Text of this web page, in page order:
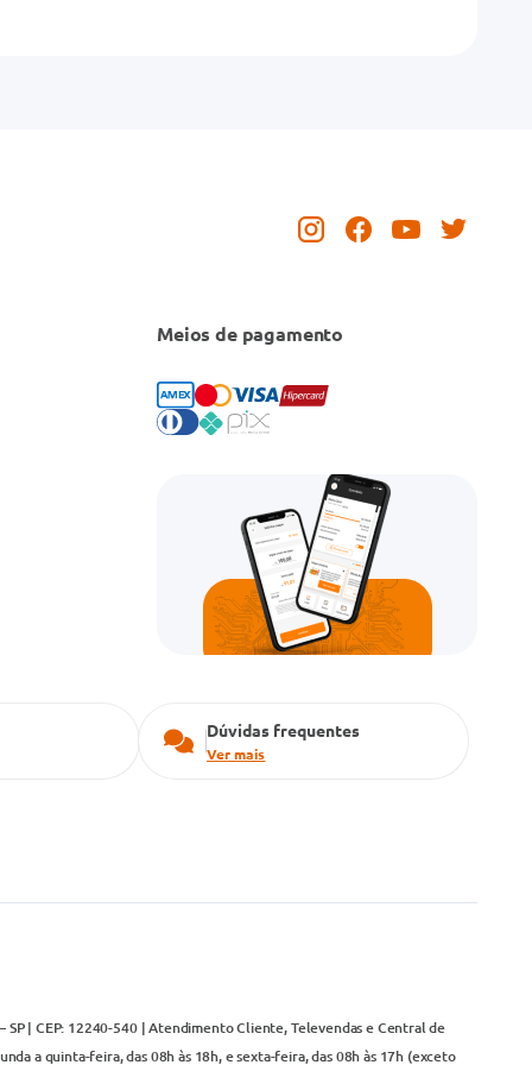
Meios de pagamento
Dúvidas frequentes
Ver mais
SP | CEP: 12240-540 | Atendimento Cliente, Televendas e Central de
a quinta-feira, das 08h às 18h, e sexta-feira, das 08h às 17h (exceto